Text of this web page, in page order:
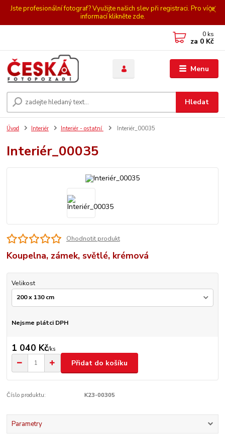
Jste profesionální fotograf? Využijte našich slev při registraci. Pro více
informací klikněte zde.
Menu
Hledat
0 ks
za 0 Kč
Úvod Interiér Interiér - ostatní Interiér_00035
Interiér_00035
Ohodnotit produkt
Koupelna, zámek, světlé, krémová
Velikost
Nejsme plátci DPH
1 040 Kč/ks
Přidat do košíku
Číslo produktu: K23-00305
Parametry